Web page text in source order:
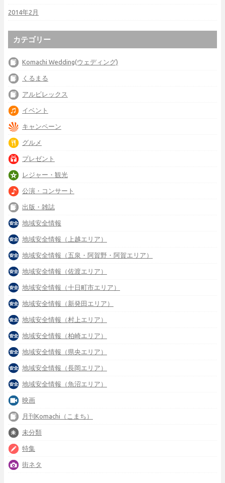
2014年2月
カテゴリー
Komachi Wedding(ウェディング)
くるまる
アルビレックス
イベント
キャンペーン
グルメ
プレゼント
レジャー・観光
公演・コンサート
出版・雑誌
地域安全情報
地域安全情報（上越エリア）
地域安全情報（五泉・阿賀野・阿賀エリア）
地域安全情報（佐渡エリア）
地域安全情報（十日町市エリア）
地域安全情報（新発田エリア）
地域安全情報（村上エリア）
地域安全情報（柏崎エリア）
地域安全情報（県央エリア）
地域安全情報（長岡エリア）
地域安全情報（魚沼エリア）
映画
月刊Komachi（こまち）
未分類
特集
街ネタ